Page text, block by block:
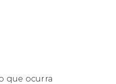
que ocurra